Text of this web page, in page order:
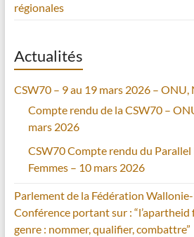
régionales
Actualités
CSW70 – 9 au 19 mars 2026 – ONU,
Compte rendu de la CSW70 –
mars 2026
CSW70 Compte rendu du Parallel
Femmes – 10 mars 2026
Parlement de la Fédération
Conférence portant sur : “l’apartheid
genre : nommer, qualifier, combattre”